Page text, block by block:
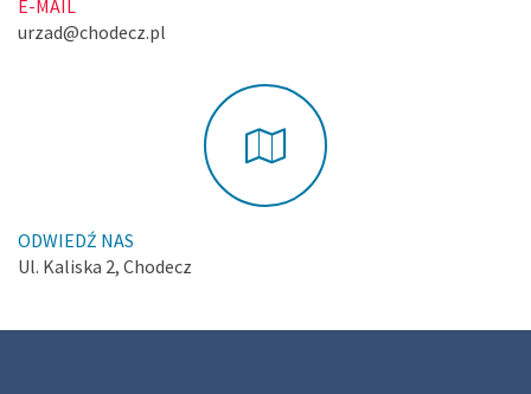
E-MAIL
urzad@chodecz.pl
ODWIEDŹ NAS
Ul. Kaliska 2, Chodecz